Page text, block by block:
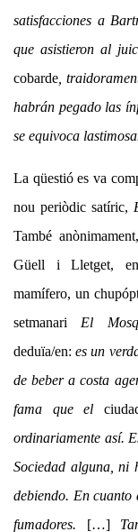
satisfacciones a
que asistieron al
cobarde ,
habrán pegado las
se equivoca
La qüestió es va
nou periòdic satíric,
També anònimament,
Güell i Lletget, en
mamífero, un
setmanari El
deduïa/en:es un
de beber a costa
fama que el
ordinariamente así.
Sociedad alguna, ni
debiendo. En cuanto
fumadores. […]